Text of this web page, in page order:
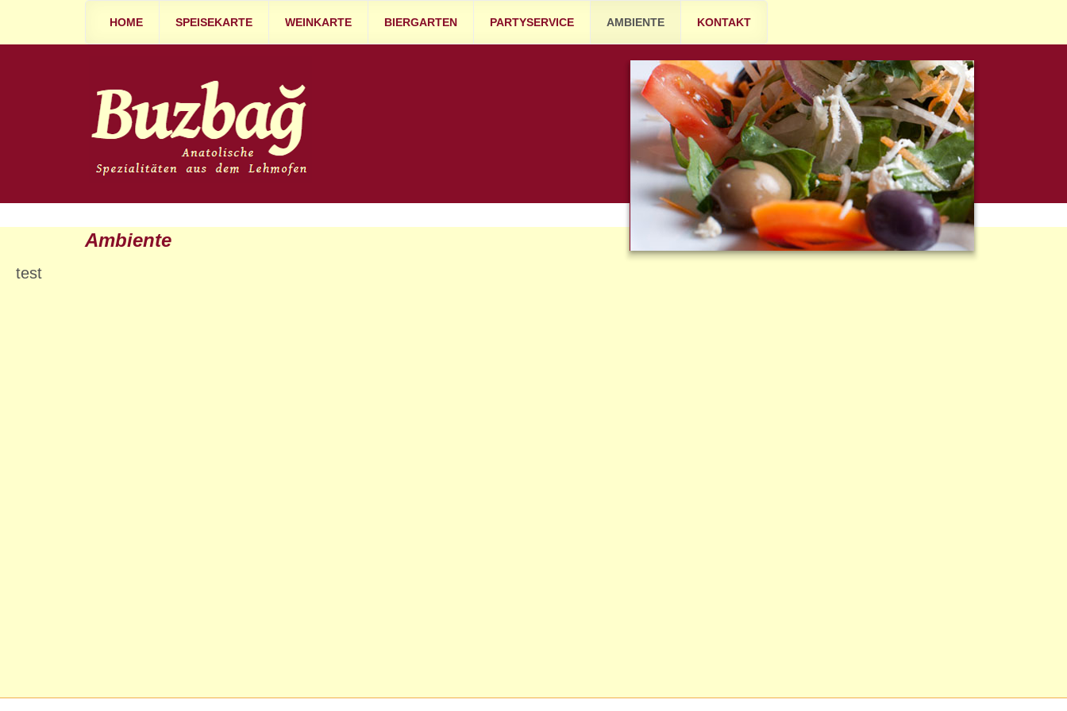
HOME SPEISEKARTE WEINKARTE BIERGARTEN PARTYSERVICE AMBIENTE KONTAKT
Ambiente
test